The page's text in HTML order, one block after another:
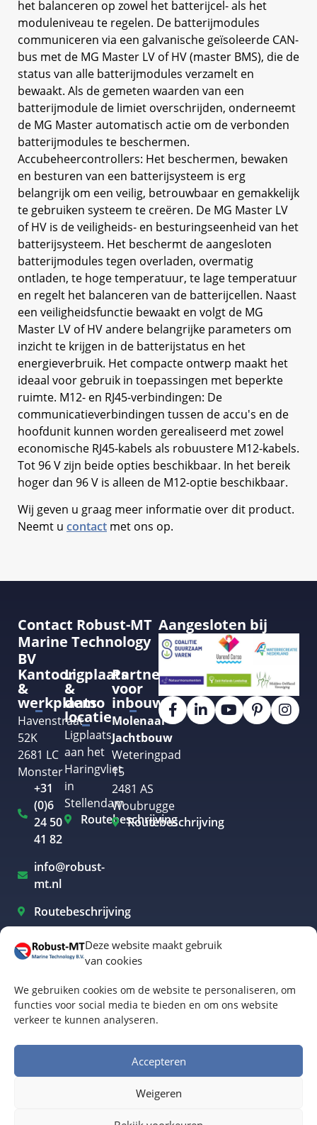
Deze website maakt gebruik
van cookies
We gebruiken cookies om de website te personaliseren, om
functies voor social media te bieden en om ons website
verkeer te kunnen analyseren.
Accepteren
Weigeren
het balanceren op zowel het batterijcel- als het
moduleniveau te regelen. De batterijmodules
communiceren via een galvanische geïsoleerde CAN-
bus met de MG Master LV of HV (master BMS), die de
status van alle batterijmodules verzamelt en
bewaakt. Als de gemeten waarden van een
batterijmodule de limiet overschrijden, onderneemt
de MG Master automatisch actie om de verbonden
batterijmodules te beschermen.
Accubeheercontrollers: Het beschermen, bewaken
en besturen van een batterijsysteem is erg
belangrijk om een veilig, betrouwbaar en gemakkelijk
te gebruiken systeem te creëren. De MG Master LV
of HV is de veiligheids- en besturingseenheid van het
batterijsysteem. Het beschermt de aangesloten
batterijmodules tegen overladen, overmatig
ontladen, te hoge temperatuur, te lage temperatuur
en regelt het balanceren van de batterijcellen. Naast
een veiligheidsfunctie bewaakt en volgt de MG
Master LV of HV andere belangrijke parameters om
inzicht te krijgen in de batterijstatus en het
energieverbruik. Het compacte ontwerp maakt het
ideaal voor gebruik in toepassingen met beperkte
ruimte. M12- en RJ45-verbindingen: De
communicatieverbindingen tussen de accu's en de
hoofdunit kunnen worden gerealiseerd met zowel
economische RJ45-kabels als robuustere M12-kabels.
Tot 96 V zijn beide opties beschikbaar. In het bereik
hoger dan 96 V is alleen de M12-optie beschikbaar.
Wij geven u graag meer informatie over dit product.
Neemt u contact met ons op.
Contact Robust-MT
Marine Technology
BV
Kantoor
&
werkplaats
Havenstraat
52K
2681 LC
Monster
+31
(0)6
24 50
41 82
info@robust-
mt.nl
Routebeschrijving
Ligplaats
&
demo
locatie
Ligplaats
aan het
Haringvliet
in
Stellendam
Routebeschrijving
Partner
voor
inbouw
Molenaar
Jachtbouw
Weteringpad
15
2481 AS
Woubrugge
Routebeschrijving
Aangesloten bij
Elektrisch varen Westland
Elektrisch varen Rotterdam
Elektrisch varen Amsterdam
Elektrisch varen Friesland